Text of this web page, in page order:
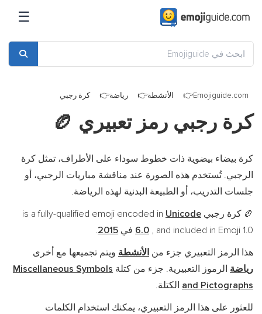
☰
Emojiguide.com الأنشطة رياضة كرة رجبي
كرة رجبي رمز تعبيري 🏉
كرة بيضاء بيضوية ذات خطوط سوداء على الأطراف، تمثل كرة
الرجبي. تُستخدم هذه الصورة عند مناقشة مباريات الرجبي، أو
جلسات التدريب، أو الطبيعة البدنية لهذه الرياضة.
🏉 كرة رجبي is a fully-qualified emoji encoded in Unicode
6.0 , and included in Emoji 1.0 في 2015
.
هذا الرمز التعبيري جزء من الأنشطة ويتم تجميعها مع أخرى
رياضة الرموز التعبيرية. جزء من كتلة Miscellaneous Symbols
and Pictographs الكتلة.
للعثور على هذا الرمز التعبيري، يمكنك استخدام الكلمات